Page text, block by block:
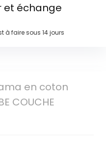
et échange
à faire sous 14 jours
en coton
COUCHE